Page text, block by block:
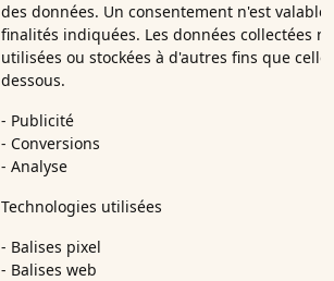
des données. Un consentement n'est
finalités indiquées. Les données collectées
utilisées ou stockées à d'autres fins que
dessous.
- Publicité
- Conversions
- Analyse
Technologies utilisées
- Balises pixel
- Balises web